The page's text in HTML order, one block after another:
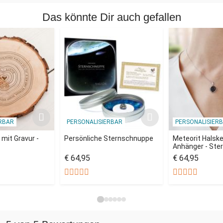
Das könnte Dir auch gefallen
Gravur -
PERSONALISIERBAR
Persönliche Sternschnuppe
€ 64,95
Meteorit
Anhänger -
€ 64,95